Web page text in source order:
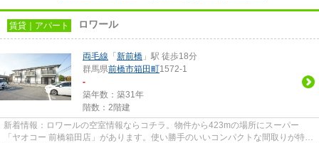
賃貸｜アパート ロワール
両毛線 「 新前橋 」駅 徒歩18分
群馬県前橋市箱田町1572-1
-
築年数：築31年
階数：2階建
新着情報：ロワールの空室情報ならコチラ。物件から423mの場所にスーパー
「ヤオコー 前橋箱田店」があります。使い勝手のいいコンパクトな間取りが特